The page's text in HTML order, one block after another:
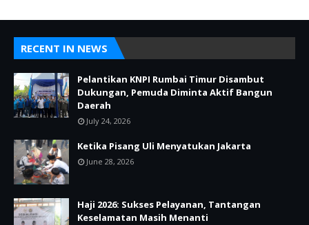
RECENT IN NEWS
Pelantikan KNPI Rumbai Timur Disambut
Dukungan, Pemuda Diminta Aktif Bangun
Daerah
July 24, 2026
Ketika Pisang Uli Menyatukan Jakarta
June 28, 2026
Haji 2026: Sukses Pelayanan, Tantangan
Keselamatan Masih Menanti